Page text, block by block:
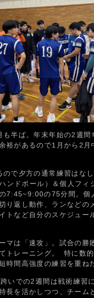
も半ば。年末年始の2週
裕があるので1月から2
で夕方の通常練習はな
ンドボール）＆個人フィ
7:45~9:00の75分間。個
り返し動作、ランなど
トなど自分のスケジュー
マは「速攻」。試合の勝
トレーニング。 特に数
時間高強度の練習を重ね
いでの2週間は戦術練習
長を活かしつつ、チーム